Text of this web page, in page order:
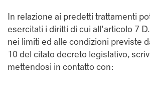
In relazione ai predetti trattamenti
esercitati i diritti di cui all'articolo 7
nei limiti ed alle condizioni previste
10 del citato decreto legislativo,
mettendosi in contatto con: